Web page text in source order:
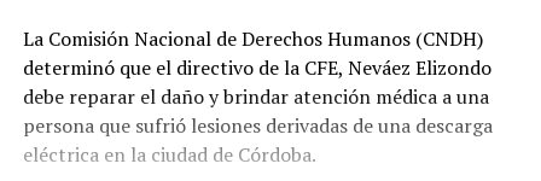
La Comisión Nacional de Derechos Humanos (CNDH)
determinó que el directivo de la CFE, Neváez Elizondo
debe reparar el daño y brindar atención médica a una
persona que sufrió lesiones derivadas de una descarga
eléctrica en la ciudad de Córdoba.